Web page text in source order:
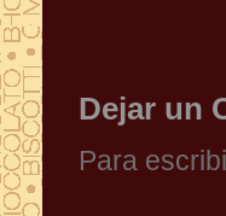
Dejar un
Para